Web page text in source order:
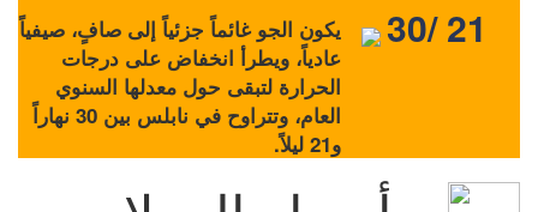
يكون الجو غائماً جزئياً إلى صافٍ، صيفياً
عادياً، ويطرأ انخفاض على درجات
الحرارة لتبقى حول معدلها السنوي
العام، وتتراوح في نابلس بين 30 نهاراً
و21 ليلاً.
30/ 21